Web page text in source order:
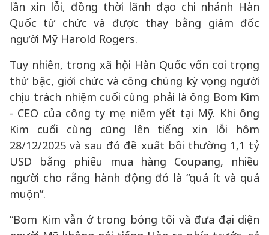
lần xin lỗi, đồng thời lãnh đạo chi nhánh Hàn
Quốc từ chức và được thay bằng giám đốc
người Mỹ Harold Rogers.
Tuy nhiên, trong xã hội Hàn Quốc vốn coi trọng
thứ bậc, giới chức và công chúng kỳ vọng người
chịu trách nhiệm cuối cùng phải là ông Bom Kim
- CEO của công ty mẹ niêm yết tại Mỹ. Khi ông
Kim cuối cùng cũng lên tiếng xin lỗi hôm
28/12/2025 và sau đó đề xuất bồi thường 1,1 tỷ
USD bằng phiếu mua hàng Coupang, nhiều
người cho rằng hành động đó là “quá ít và quá
muộn”.
“Bom Kim vẫn ở trong bóng tối và đưa đại diện